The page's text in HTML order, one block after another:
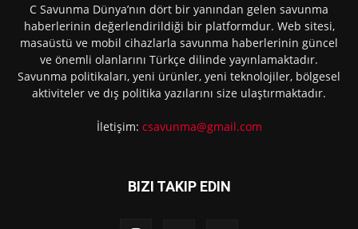
C Savunma Dünya’nın dört bir yanından gelen savunma
haberlerinin değerlendirildiği bir platformdur. Web sitesi,
masaüstü ve mobil cihazlarla savunma haberlerinin güncel
ve önemli olanlarını Türkçe dilinde yayınlamaktadır.
Savunma politikaları, yeni ürünler, yeni teknolojiler, bölgesel
aktiviteler ve dış politika yazılarını size ulaştırmaktadır.
İletişim: csavunma@gmail.com
BIZI TAKIP EDIN